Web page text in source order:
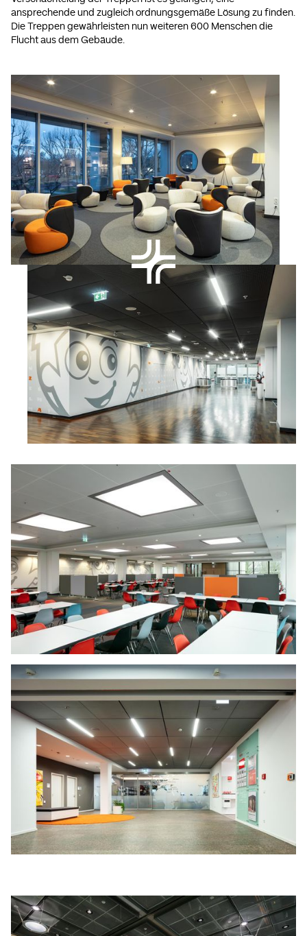
ansprechende und zugleich ordnungsgemäße Lösung zu finden.
Die Treppen gewährleisten nun weiteren 600 Menschen die
Flucht aus dem Gebäude.